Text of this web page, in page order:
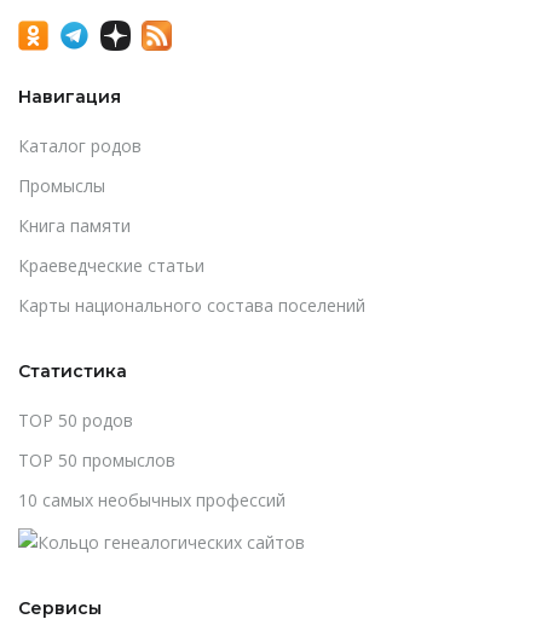
Навигация
Каталог родов
Промыслы
Книга памяти
Краеведческие статьи
Карты национального состава поселений
Статистика
TOP 50 родов
TOP 50 промыслов
10 самых необычных профессий
Сервисы